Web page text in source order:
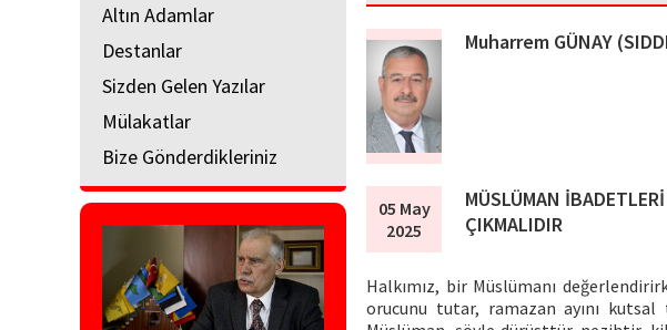
Altın Adamlar
Destanlar
Sizden Gelen Yazılar
Mülakatlar
Bize Gönderdikleriniz
Muharrem GÜNAY
05 May
2025
MÜSLÜMAN
ÇIKMALIDIR
Halkımız, bir Müslümanı
orucunu tutar, ramazan ayını